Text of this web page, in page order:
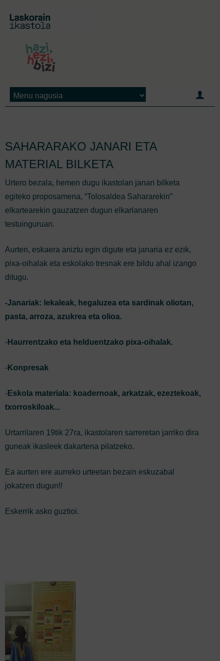
SAHARARAKO JANARI ETA
MATERIAL BILKETA
Urtero bezala, hemen dugu ikastolan janari bilketa
egiteko proposamena, “Tolosaldea Sahararekin”
elkartearekin gauzatzen dugun elkarlanaren
testuinguruan.
Aurten, eskaera aniztu egin digute eta janaria ez ezik,
pixa-oihalak eta eskolako tresnak ere bildu ahal izango
ditugu.
-Janariak: lekaleak, hegaluzea eta sardinak oliotan,
pasta, arroza, azukrea eta olioa.
-Haurrentzako eta helduentzako pixa-oihalak.
-Konpresak
-Eskola materiala: koadernoak, arkatzak, ezeztekoak,
txorroskiloak...
Urtarrilaren 19tik 27ra, ikastolaren sarreretan jarriko dira
guneak ikasleek dakartena pilatzeko.
Ea aurten ere aurreko urteetan bezain eskuzabal
jokatzen dugun!!
Eskerrik asko guztioi.